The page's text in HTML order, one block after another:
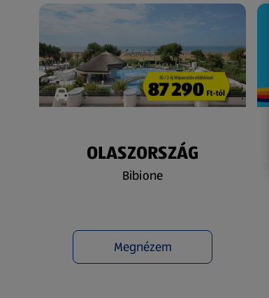
OLASZORSZÁG
Bibione
Megnézem